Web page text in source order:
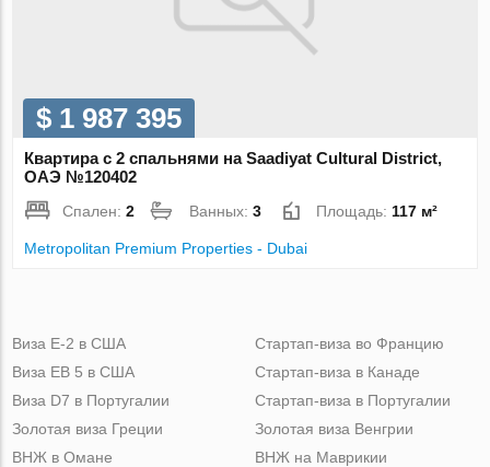
$ 1 987 395
Квартира с 2 спальнями на Saadiyat Cultural District,
ОАЭ №120402
Спален:2 Ванных:3 Площадь: 117 м²
Metropolitan Premium Properties - Dubai
Виза Е-2 в США
Виза ЕВ 5 в США
Виза D7 в Португалии
Золотая виза Греции
Стартап-виза во Францию
Стартап-виза в Канаде
Стартап-виза в Португалии
Золотая виза Венгрии
ВНЖ в Омане
ВНЖ на Маврикии